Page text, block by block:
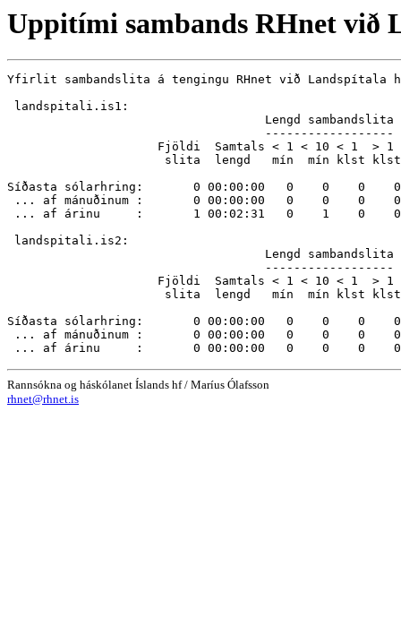
Uppitími sambands RHnet við
Yfirlit sambandslita á tengingu RHnet við Landspítala
landspitali.is1:
Lengd sambandslita
                                    ------------------
                     Fjöldi  Samtals < 1 < 10 < 1  > 1
                      slita  lengd   mín  mín klst klst
Síðasta sólarhring:       0 00:00:00   0    0    0    0
... af mánuðinum :       0 00:00:00   0    0    0    0
... af árinu     :       1 00:02:31   0    1    0    0
landspitali.is2:
Lengd sambandslita
                                    ------------------
                     Fjöldi  Samtals < 1 < 10 < 1  > 1
                      slita  lengd   mín  mín klst klst
Síðasta sólarhring:       0 00:00:00   0    0    0    0
... af mánuðinum :       0 00:00:00   0    0    0    0
Rannsókna og háskólanet Íslands hf / Maríus Ólafsson
rhnet@rhnet.is